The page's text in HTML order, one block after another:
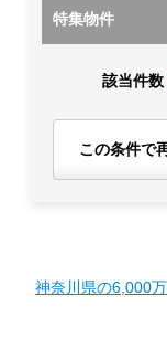
特集物件
該当件数
この条件で
神奈川県の6,000